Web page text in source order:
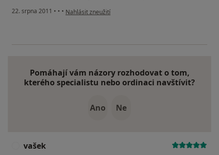
22. srpna 2011 • • • podle názoru uživatele Pacient
Nahlásit zneužití
Pomáhají vám názory rozhodovat o tom,
kterého specialistu nebo ordinaci navštívit?
Ano Ne
vašek